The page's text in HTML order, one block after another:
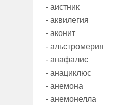
- аистник
- аквилегия
- аконит
- альстромерия
- анафалис
- анациклюс
- анемона
- анемонелла